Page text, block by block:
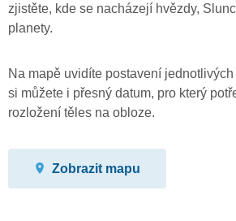
zjistěte, kde se nacházejí hvězdy,
planety.
Na mapě uvidíte postavení
si můžete i přesný datum, pro který
rozložení těles na obloze.
Zobrazit mapu